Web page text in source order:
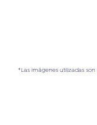
*Las imágenes utilizadas